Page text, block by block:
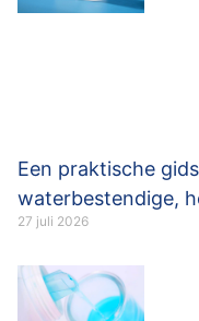
Een praktische
waterbestendige,
27 juli 2026